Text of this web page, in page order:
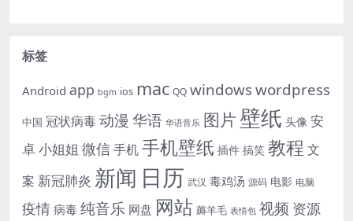
标签
Android app bgm ios mac QQ windowswordpress
中国 冠状病毒动漫 华语 华语音乐 图片 壁纸 头像 安
卓小姐姐 微信手机手机壁纸 插件 搞笑 教程 文
案 新冠肺炎 新闻 日历 武汉 毒鸡汤 源码 电影 电脑
疫情 病毒 纯音乐 网盘 网站 薅羊毛 表情包 视频 资源